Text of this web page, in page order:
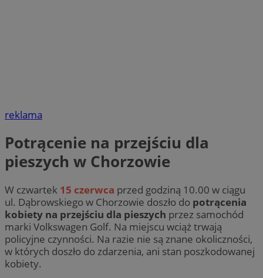
reklama
Potrącenie na przejściu dla
pieszych w Chorzowie
W czwartek 15 czerwca przed godziną 10.00 w ciągu
ul. Dąbrowskiego w Chorzowie doszło do potrącenia
kobiety na przejściu dla pieszych przez samochód
marki Volkswagen Golf. Na miejscu wciąż trwają
policyjne czynności. Na razie nie są znane okoliczności,
w których doszło do zdarzenia, ani stan poszkodowanej
kobiety.